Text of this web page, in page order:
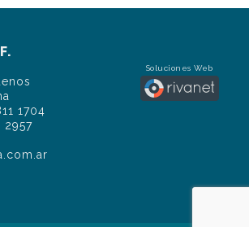
1704
2957
Soluciones Web